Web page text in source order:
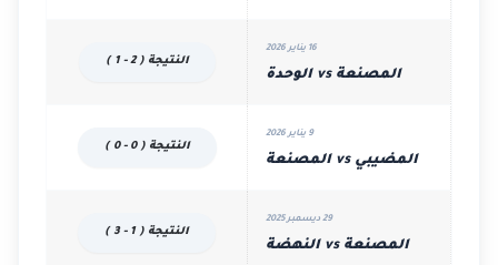
16 يناير 2026
المصنعة vs الوحدة
النتيجة ( 2 - 1 )
9 يناير 2026
المضيبي vs المصنعة
النتيجة ( 0 - 0 )
29 ديسمبر 2025
المصنعة vs النهضة
النتيجة ( 1 - 3 )